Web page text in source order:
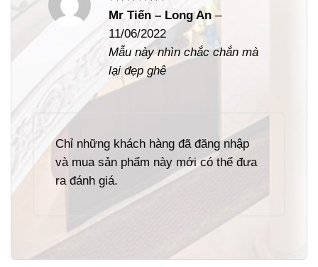
Được xếp
sao
Mr Tiến – Long An–
11/06/2022
Mẫu này nhìn chắc chắn mà
lại đẹp ghê
Chỉ những khách hàng đã đăng nhập
và mua sản phẩm này mới có thể đưa
ra đánh giá.